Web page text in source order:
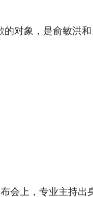
对象，是俞敏洪和
会上，专业主持